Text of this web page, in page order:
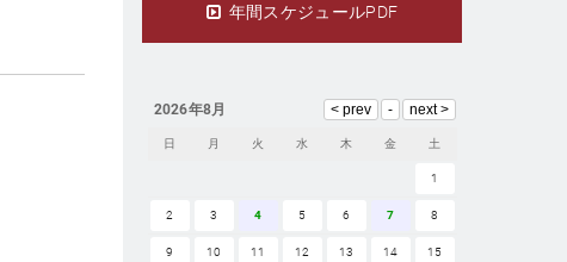
年間スケジュールPDF
2026年8月
日 月 火 水 木 金 土
1
2 3 4 5 6 7 8
9 10 11 12 13 14 15